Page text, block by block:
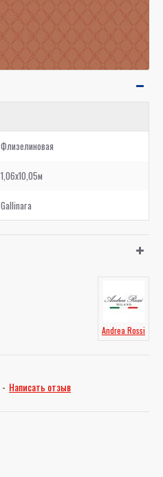
Флизелиновая
1,06x10,05м
Gallinara
Andrea Rossi
- Написать отзыв